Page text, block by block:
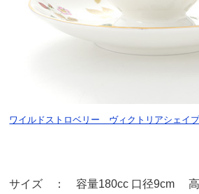
ワイルドストロベリー ヴィクトリアシェイ
サイズ ： 容量180cc 口径9cm